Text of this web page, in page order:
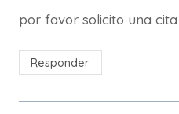
por favor solicito una
Responder